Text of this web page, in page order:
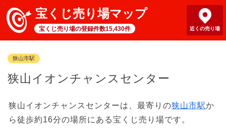
宝くじ売り場マップ
宝くじ売り場の登録件数15,430件 近くの売り場
狭山市駅
狭山イオンチャンスセンター
狭山イオンチャンスセンターは、最寄りの狭山市駅か
ら徒歩約16分の場所にある宝くじ売り場です。